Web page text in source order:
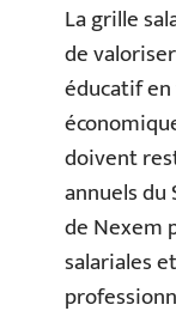
La grille
de
éducatif
doivent
annuels du
de Nexem
salariales